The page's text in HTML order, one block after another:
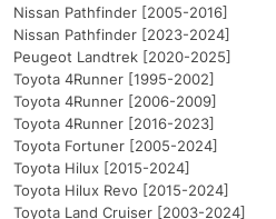
Nissan Pathfinder [2005-2016]
Nissan Pathfinder [2023-2024]
Peugeot Landtrek [2020-2025]
Toyota 4Runner [1995-2002]
Toyota 4Runner [2006-2009]
Toyota 4Runner [2016-2023]
Toyota Fortuner [2005-2024]
Toyota Hilux [2015-2024]
Toyota Hilux Revo [2015-2024]
Toyota Land Cruiser [2003-2024]